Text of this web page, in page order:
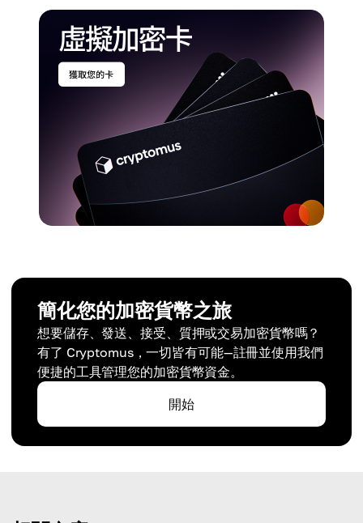
簡化您的加密貨幣之旅
想要儲存、發送、接受、質押或交易加密貨幣嗎？
有了 Cryptomus，一切皆有可能—註冊並使用我們
便捷的工具管理您的加密貨幣資金。
開始